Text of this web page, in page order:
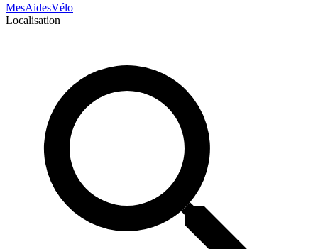
MesAidesVélo
Localisation